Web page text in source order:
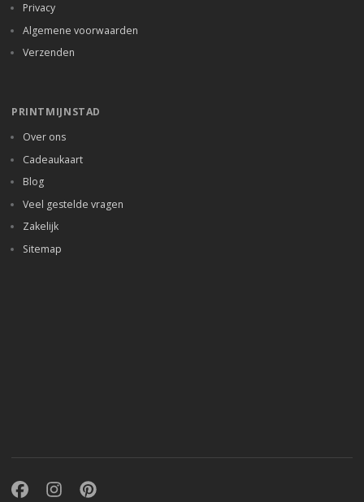
Privacy
Algemene voorwaarden
Verzenden
PRINTMIJNSTAD
Over ons
Cadeaukaart
Blog
Veel gestelde vragen
Zakelijk
Sitemap
FacebookInstagramPinterest